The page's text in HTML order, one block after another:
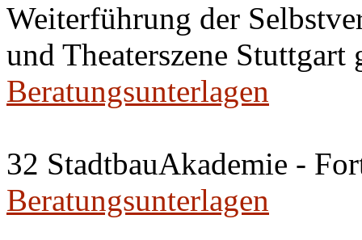
Weiterführung der
und Theaterszene
Beratungsunterlagen
32 StadtbauAkademie -
Beratungsunterlagen